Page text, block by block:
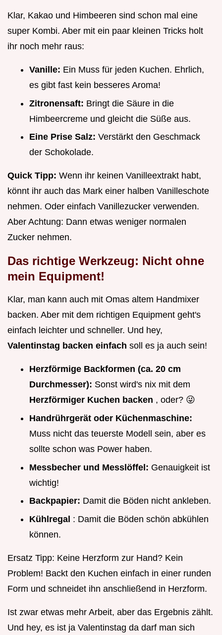
Klar, Kakao und Himbeeren sind schon mal eine
super Kombi. Aber mit ein paar kleinen Tricks holt
ihr noch mehr raus:
Vanille: Ein Muss für jeden Kuchen. Ehrlich,
es gibt fast kein besseres Aroma!
Zitronensaft: Bringt die Säure in die
Himbeercreme und gleicht die Süße aus.
Eine Prise Salz: Verstärkt den Geschmack
der Schokolade.
Quick Tipp: Wenn ihr keinen Vanilleextrakt habt,
könnt ihr auch das Mark einer halben Vanilleschote
nehmen. Oder einfach Vanillezucker verwenden.
Aber Achtung: Dann etwas weniger normalen
Zucker nehmen.
Das richtige Werkzeug: Nicht ohne
mein Equipment!
Klar, man kann auch mit Omas altem Handmixer
backen. Aber mit dem richtigen Equipment geht's
einfach leichter und schneller. Und hey,
Valentinstag backen einfach soll es ja auch sein!
Herzförmige Backformen (ca. 20 cm
Durchmesser): Sonst wird's nix mit dem
Herzförmiger Kuchen backen , oder? 😜
Handrührgerät oder Küchenmaschine:
Muss nicht das teuerste Modell sein, aber es
sollte schon was Power haben.
Messbecher und Messlöffel: Genauigkeit ist
wichtig!
Backpapier: Damit die Böden nicht ankleben.
Kühlregal : Damit die Böden schön abkühlen
können.
Ersatz Tipp: Keine Herzform zur Hand? Kein
Problem! Backt den Kuchen einfach in einer runden
Form und schneidet ihn anschließend in Herzform.
Ist zwar etwas mehr Arbeit, aber das Ergebnis zählt.
Und hey, es ist ja Valentinstag da darf man sich